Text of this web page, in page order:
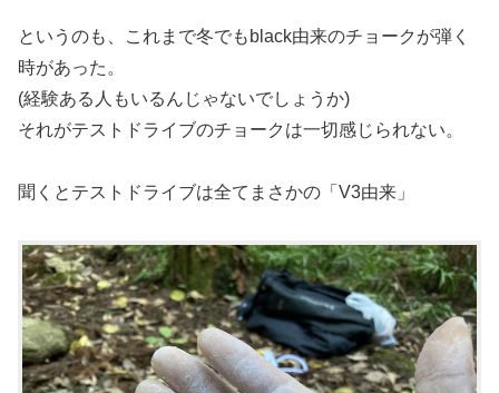
というのも、これまで冬でもblack由来のチョークが弾く
時があった。
(経験ある人もいるんじゃないでしょうか)
それがテストドライブのチョークは一切感じられない。
聞くとテストドライブは全てまさかの「V3由来」